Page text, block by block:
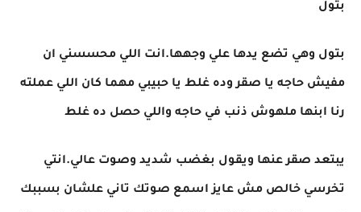
بتول
بتول وهي تضع يدها علي وجهها.انت اللي محسسني ان
مفيش حاجه يا صقر وده غلط يا حبيبي مهما كان اللي عملته
رنا ابنها ملهوش ذنب في حاجه واللي حصل ده غلط
يبتعد صقر عنها ويقول بغضب شديد وصوت عالي.انتي
تخرسي خالص مش عايز اسمع صوتك تاني علشان بسببك